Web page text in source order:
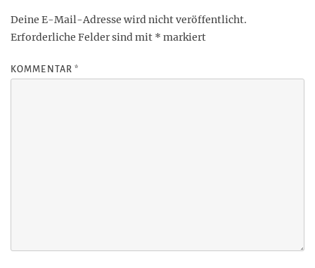
Deine E-Mail-Adresse wird nicht veröffentlicht.
Erforderliche Felder sind mit * markiert
KOMMENTAR*